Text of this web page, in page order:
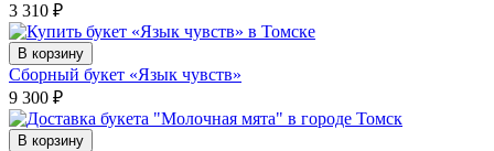
3 310 ₽
В корзину
Сборный букет «Язык чувств»
9 300 ₽
В корзину